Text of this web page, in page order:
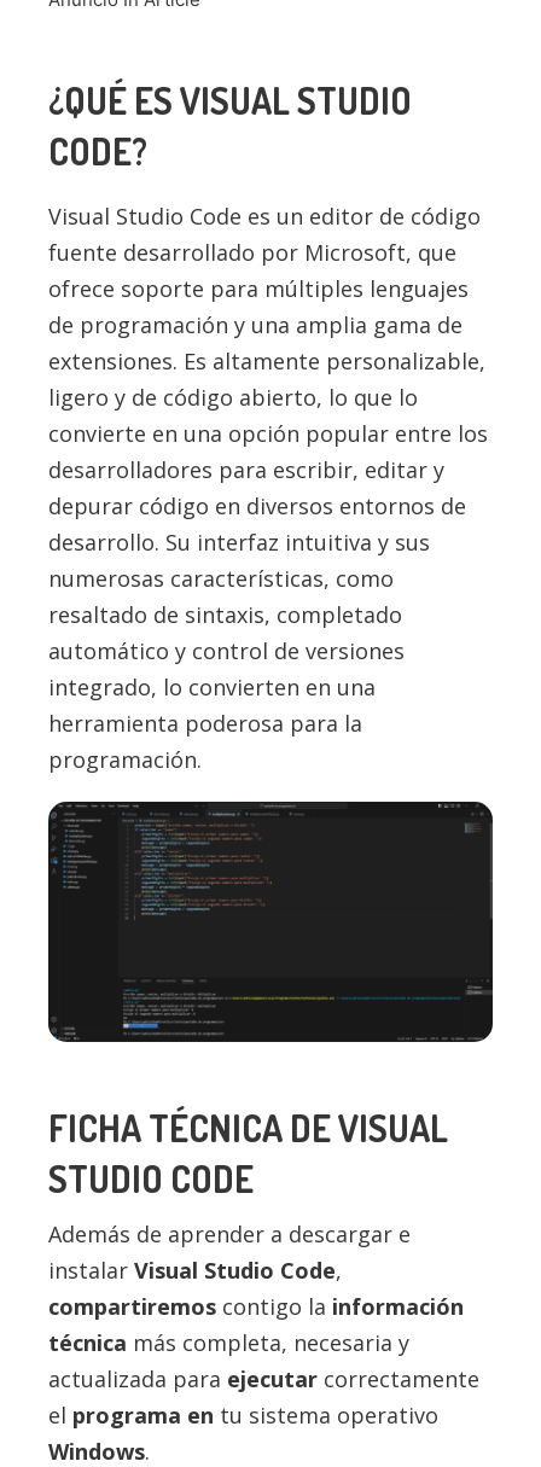
¿QUÉ ES VISUAL STUDIO
CODE?
Visual Studio Code es un editor de código
fuente desarrollado por Microsoft, que
ofrece soporte para múltiples lenguajes
de programación y una amplia gama de
extensiones. Es altamente personalizable,
ligero y de código abierto, lo que lo
convierte en una opción popular entre los
desarrolladores para escribir, editar y
depurar código en diversos entornos de
desarrollo. Su interfaz intuitiva y sus
numerosas características, como
resaltado de sintaxis, completado
automático y control de versiones
integrado, lo convierten en una
herramienta poderosa para la
programación.
FICHA TÉCNICA DE VISUAL
STUDIO CODE
Además de aprender a descargar e
instalar Visual Studio Code,
compartiremos contigo la información
técnica más completa, necesaria y
actualizada para ejecutar correctamente
el programa en tu sistema operativo
Windows.